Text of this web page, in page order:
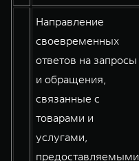
Направление
своевременных
ответов на запросы
и обращения,
связанные с
товарами и
услугами,
предоставляемыми